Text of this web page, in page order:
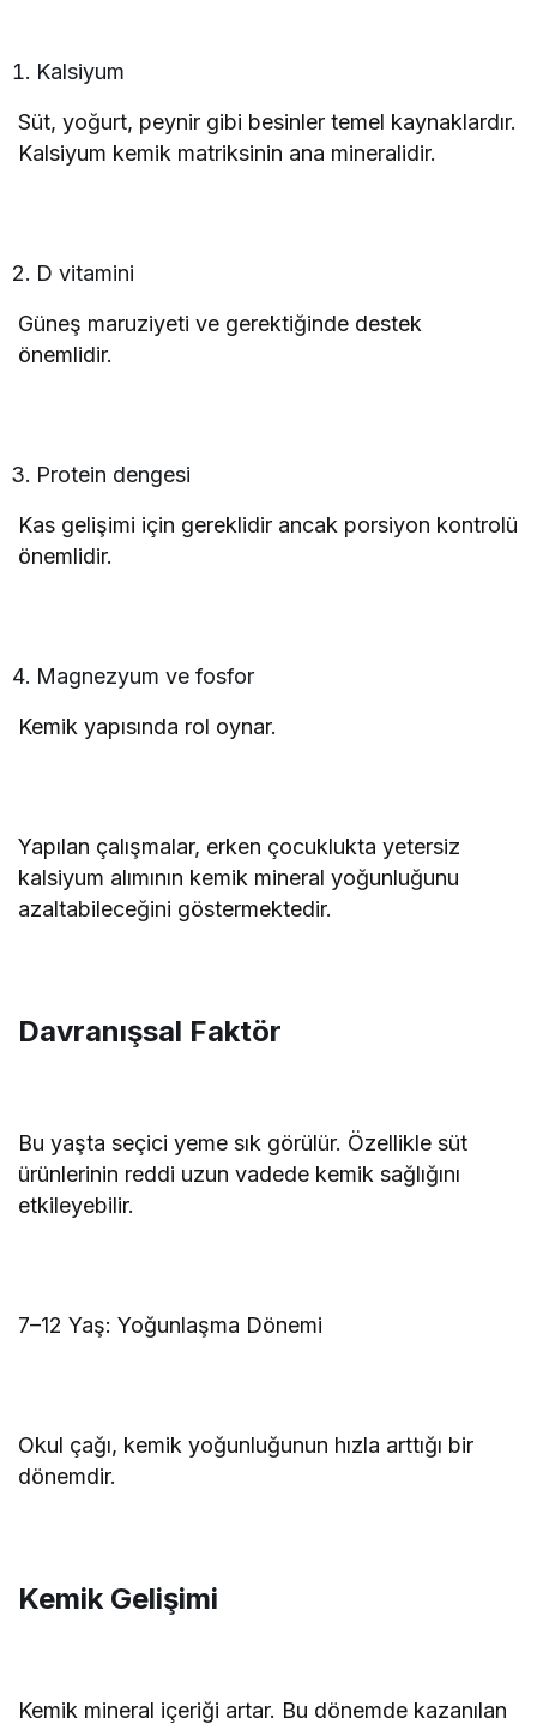
Kalsiyum
Süt, yoğurt, peynir gibi besinler temel kaynaklardır.
Kalsiyum kemik matriksinin ana mineralidir.
D vitamini
Güneş maruziyeti ve gerektiğinde destek
önemlidir.
Protein dengesi
Kas gelişimi için gereklidir ancak porsiyon kontrolü
önemlidir.
Magnezyum ve fosfor
Kemik yapısında rol oynar.
Yapılan çalışmalar, erken çocuklukta yetersiz
kalsiyum alımının kemik mineral yoğunluğunu
azaltabileceğini göstermektedir.
Davranışsal Faktör
Bu yaşta seçici yeme sık görülür. Özellikle süt
ürünlerinin reddi uzun vadede kemik sağlığını
etkileyebilir.
7–12 Yaş: Yoğunlaşma Dönemi
Okul çağı, kemik yoğunluğunun hızla arttığı bir
dönemdir.
Kemik Gelişimi
Kemik mineral içeriği artar. Bu dönemde kazanılan